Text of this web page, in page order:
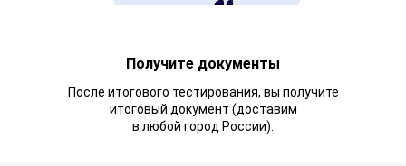
Получите документы
После итогового тестирования, вы получите
итоговый документ (доставим
в любой город России).